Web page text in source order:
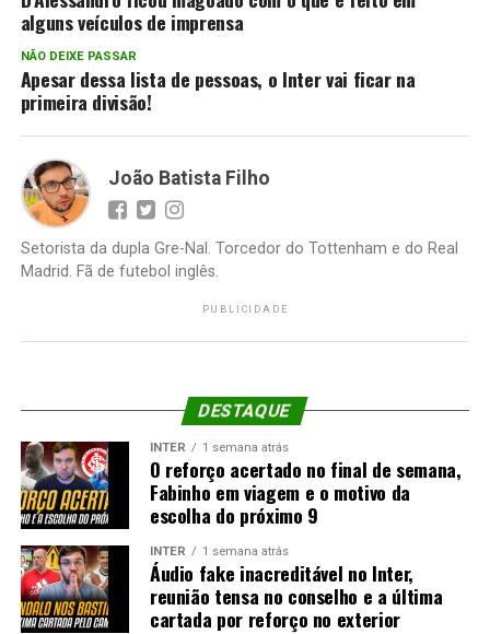
alguns veículos de imprensa
NÃO DEIXE PASSAR
Apesar dessa lista de pessoas, o Inter vai ficar na
primeira divisão!
João Batista Filho
Setorista da dupla Gre-Nal. Torcedor do Tottenham e do Real
Madrid. Fã de futebol inglês.
PUBLICIDADE
DESTAQUE
INTER 1 semana atrás
O reforço acertado no final de semana,
Fabinho em viagem e o motivo da
escolha do próximo 9
INTER 1 semana atrás
Áudio fake inacreditável no Inter,
reunião tensa no conselho e a última
cartada por reforço no exterior